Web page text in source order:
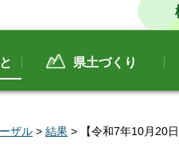
県土づくり
ザル > 結果 > 【令和7年10月20